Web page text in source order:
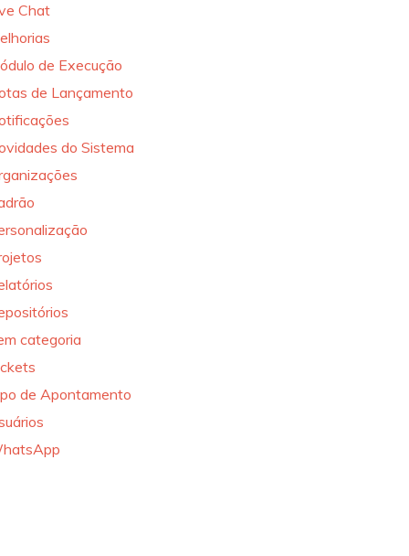
Chat
de Execução
de Lançamento
do Sistema
categoria
de Apontamento